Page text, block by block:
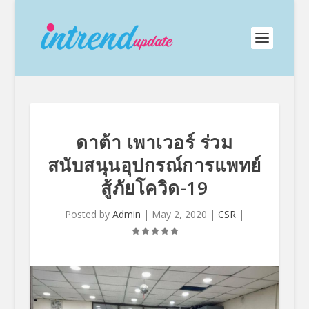
ดาต้า เพาเวอร์ ร่วม
สนับสนุนอุปกรณ์การแพทย์
สู้ภัยโควิด-19
Posted by Admin | May 2, 2020 | CSR|